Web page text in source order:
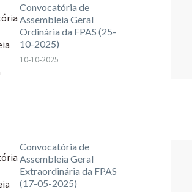
Convocatória de
Assembleia Geral
Ordinária da FPAS (25-
10-2025)
10-10-2025
Convocatória de
Assembleia Geral
Extraordinária da FPAS
(17-05-2025)